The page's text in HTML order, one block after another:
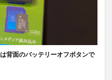
背面のバッテリーオフボタンで